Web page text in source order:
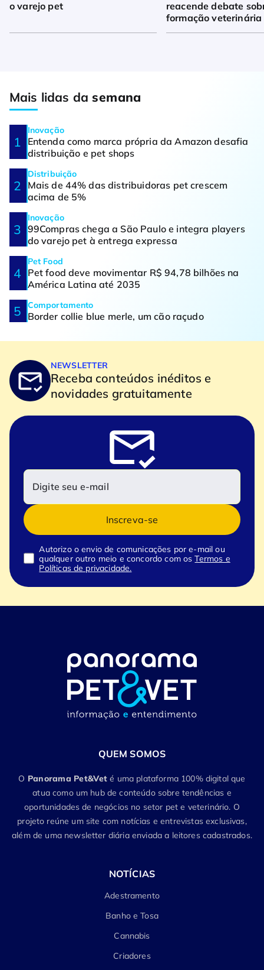
o varejo pet
reacende debate
formação veterinária
Mais lidas dasemana
Inovação
Entenda como marca própria da Amazon desafia
distribuição e pet shops
Distribuição
Mais de 44% das distribuidoras pet crescem
acima de 5%
Inovação
99Compras chega a São Paulo e integra players
do varejo pet à entrega expressa
Pet Food
Pet food deve movimentar R$ 94,78 bilhões na
América Latina até 2035
Comportamento
Border collie blue merle, um cão raçudo
NEWSLETTER
Receba conteúdos inéditos e
novidades gratuitamente
Inscreva-se
Autorizo o envio de comunicações por e-mail ou
qualquer outro meio e concordo com osTermos e
Políticas de privacidade.
QUEM SOMOS
O Panorama Pet&Vet é uma plataforma 100% digital que
atua como um hub de conteúdo sobre tendências e
oportunidades de negócios no setor pet e veterinário. O
projeto reúne um site com notícias e entrevistas exclusivas,
além de uma newsletter diária enviada a leitores cadastrados.
NOTÍCIAS
Adestramento
Banho e Tosa
Cannabis
Criadores